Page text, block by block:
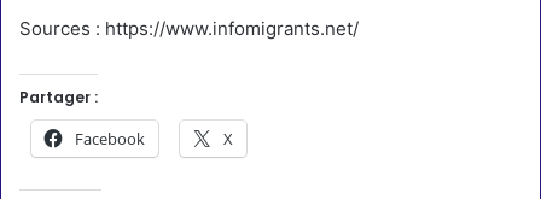
Sources : https://www.infomigrants.net/
Partager :
Facebook X